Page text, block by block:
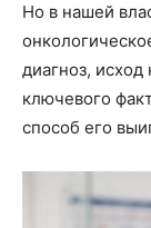
Но в нашей
диагноз, исход
ключевого
способ его